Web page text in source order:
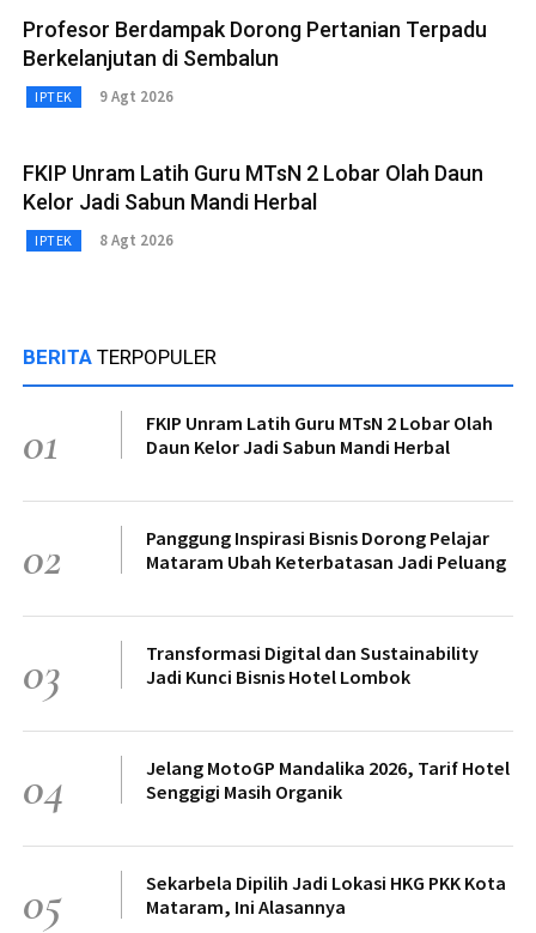
Profesor Berdampak Dorong Pertanian Terpadu
Berkelanjutan di Sembalun
IPTEK 9 Agt 2026
FKIP Unram Latih Guru MTsN 2 Lobar Olah Daun
Kelor Jadi Sabun Mandi Herbal
IPTEK 8 Agt 2026
BERITA TERPOPULER
01
FKIP Unram Latih Guru MTsN 2 Lobar Olah
Daun Kelor Jadi Sabun Mandi Herbal
02
Panggung Inspirasi Bisnis Dorong Pelajar
Mataram Ubah Keterbatasan Jadi Peluang
03
Transformasi Digital dan Sustainability
Jadi Kunci Bisnis Hotel Lombok
04
Jelang MotoGP Mandalika 2026, Tarif Hotel
Senggigi Masih Organik
05
Sekarbela Dipilih Jadi Lokasi HKG PKK Kota
Mataram, Ini Alasannya